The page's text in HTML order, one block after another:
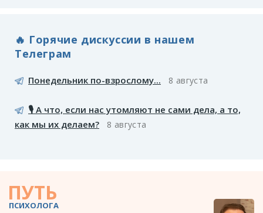
🔥 Горячие дискуссии в нашем
Телеграм
Понедельник по-взрослому... 8 августа
🎙️ А что, если нас утомляют не сами дела, а то,
как мы их делаем?
8 августа
ПУТЬ
ПСИХОЛОГА